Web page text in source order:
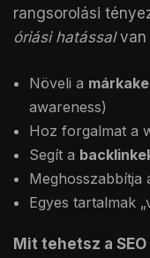
rangsorolási
óriási hatássalvan
Növeli a
awareness)
Hoz forgalmat a
Segít a
Meghosszabbítja
Egyes tartalmak
Mit tehetsz a